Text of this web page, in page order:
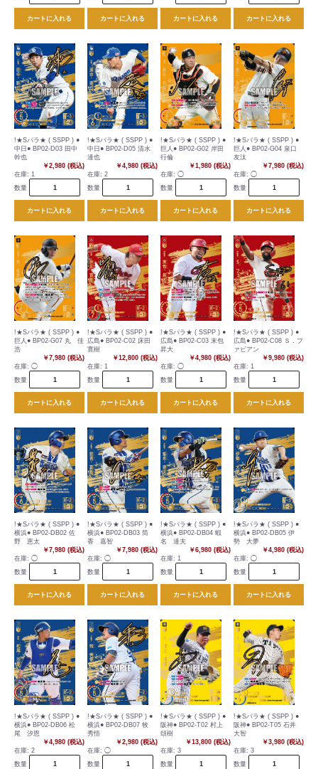
カートに入れる カートに入れる カートに入れる カートに入れる
!★Sパラ★ ( SSPP ) ●
中日● BP02-D03 田中
幹也
￥2,980 (税込)
在庫: 1
数量
カートに入れる
!★Sパラ★ ( SSPP ) ●
中日● BP02-D05 清水
達也
￥4,980 (税込)
在庫: 2
数量
カートに入れる
!★Sパラ★ ( SSPP ) ●
巨人● BP02-G02 岸田
行倫
￥1,980 (税込)
在庫: ◯
数量
カートに入れる
!★Sパラ★ ( SSPP ) ●
巨人● BP02-G04 泉口
友汰
￥7,980 (税込)
在庫: ◯
数量
カートに入れる
!★Sパラ★ ( SSPP ) ●
巨人● BP02-G07 丸 佳
浩
￥7,980 (税込)
在庫: ◯
数量
カートに入れる
!★Sパラ★ ( SSPP ) ●
広島● BP02-C02 床田
寛樹
￥12,800 (税込)
在庫: 1
数量
カートに入れる
!★Sパラ★ ( SSPP ) ●
広島● BP02-C03 末包
昇大
￥4,980 (税込)
在庫: ◯
数量
カートに入れる
!★Sパラ★ ( SSPP ) ●
広島● BP02-C08 Ｓ．フ
ァビアン
￥9,980 (税込)
在庫: 1
数量
カートに入れる
!★Sパラ★ ( SSPP ) ●
横浜● BP02-DB02 佐
野 恵太
￥7,980 (税込)
在庫: ◯
数量
カートに入れる
!★Sパラ★ ( SSPP ) ●
横浜● BP02-DB03 筒
香 嘉智
￥7,980 (税込)
在庫: ◯
数量
カートに入れる
!★Sパラ★ ( SSPP ) ●
横浜● BP02-DB04 蝦
名 達夫
￥6,980 (税込)
在庫: 1
数量
カートに入れる
!★Sパラ★ ( SSPP ) ●
横浜● BP02-DB05 伊
勢 大夢
￥4,980 (税込)
在庫: ◯
数量
カートに入れる
!★Sパラ★ ( SSPP ) ●
横浜● BP02-DB06 松
尾 汐恩
￥4,980 (税込)
在庫: 2
数量
!★Sパラ★ ( SSPP ) ●
横浜● BP02-DB07 牧
秀悟
￥2,980 (税込)
在庫: ◯
数量
!★Sパラ★ ( SSPP ) ●
阪神● BP02-T02 村上
頌樹
￥13,800 (税込)
在庫: 3
数量
!★Sパラ★ ( SSPP ) ●
阪神● BP02-T05 石井
大智
￥3,980 (税込)
在庫: 3
数量